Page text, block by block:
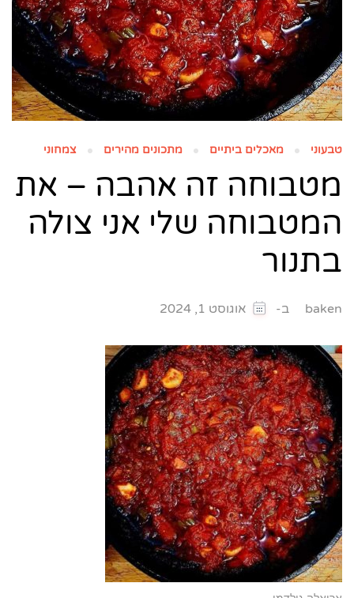
טבעוני מאכלים ביתיים מתכונים מהירים צמחוני
מטבוחה זה אהבה – את
המטבוחה שלי אני צולה
בתנור
baken ב- אוגוסט 1, 2024